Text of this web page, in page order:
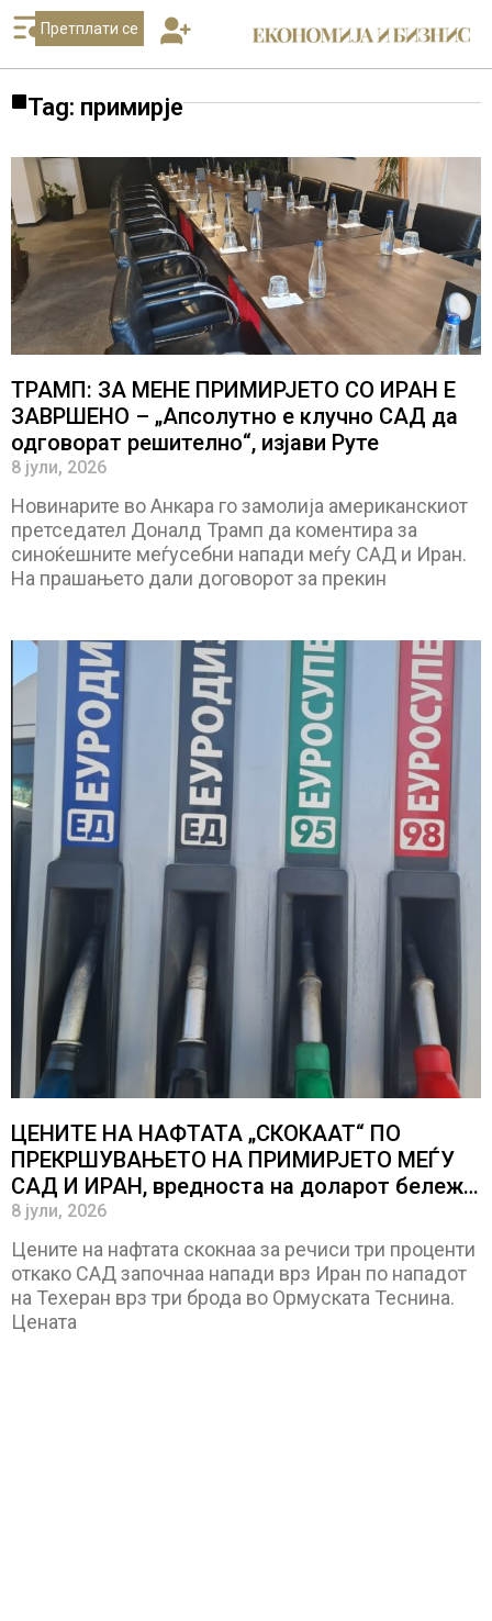
Претплати се
Tag: примирје
ТРАМП: ЗА МЕНЕ ПРИМИРЈЕТО СО ИРАН Е
ЗАВРШЕНО – „Апсолутно е клучно САД да
одговорат решително“, изјави Руте
8 јули, 2026
Новинарите во Анкара го замолија американскиот
претседател Доналд Трамп да коментира за
синоќешните меѓусебни напади меѓу САД и Иран.
На прашањето дали договорот за прекин
ЦЕНИТЕ НА НАФТАТА „СКОКААТ“ ПО
ПРЕКРШУВАЊЕТО НА ПРИМИРЈЕТО МЕЃУ
САД И ИРАН, вредноста на доларот бележи
дневен раст
8 јули, 2026
Цените на нафтата скокнаа за речиси три проценти
откако САД започнаа напади врз Иран по нападот
на Техеран врз три брода во Ормуската Теснина.
Цената